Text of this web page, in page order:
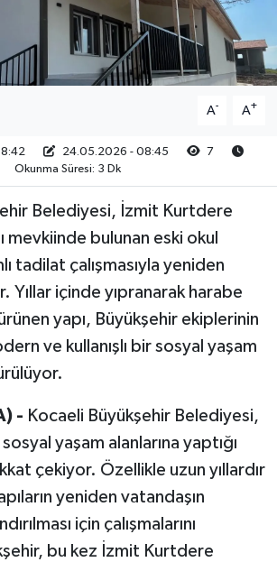
A- A+
24.05.2026 - 08:45
7
Okunma Süresi: 3 Dk
Belediyesi, İzmit Kurtdere
mevkiinde bulunan eski okul
tadilat çalışmasıyla yeniden
Yıllar içinde yıpranarak harabe
yapı, Büyükşehir ekiplerinin
ve kullanışlı bir sosyal yaşam
- Kocaeli Büyükşehir Belediyesi,
yaşam alanlarına yaptığı
çekiyor. Özellikle uzun yıllardır
yeniden vatandaşın
için çalışmalarını
bu kez İzmit Kurtdere